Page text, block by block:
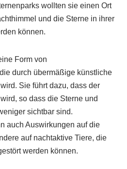
wollten sie einen Ort
und die Sterne in ihrer
können.
Form von
durch übermäßige künstliche
Sie führt dazu, dass der
so dass die Sterne und
sichtbar sind.
auch Auswirkungen auf die
auf nachtaktive Tiere, die
werden können.